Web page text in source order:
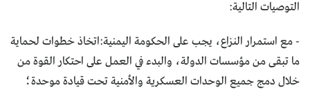
التوصيات التالية:
- مع استمرار النزاع، يجب على الحكومة اليمنية:اتخاذ خطوات لحماية
ما تبقى من مؤسسات الدولة، والبدء في العمل على احتكار القوة من
خلال دمج جميع الوحدات العسكرية والأمنية تحت قيادة موحدة؛